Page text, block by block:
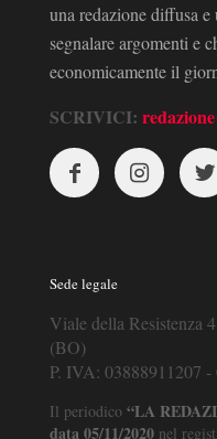
una redazione diffusa
segnalare argomenti e
economicamente il
SCRIVICI:
Sede legale
Viale della Resistenza
(BO)
P. IVA: 03888911207
Il periodico “LA
data 05/11/2020 nel